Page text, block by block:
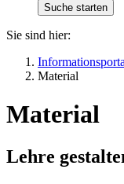
Sie sind hier:
Material
Material
Lehre